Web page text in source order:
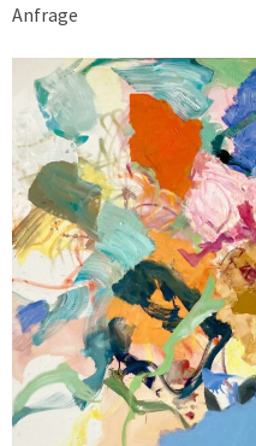
Anfrage